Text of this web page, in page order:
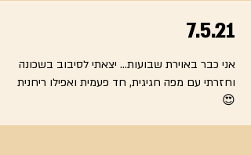
7.5.21
אני כבר באוירת שבועות... יצאתי לסיבוב בשכונה
וחזרתי עם מפה חגיגית, חד פעמית ואפילו ריחנית
😍